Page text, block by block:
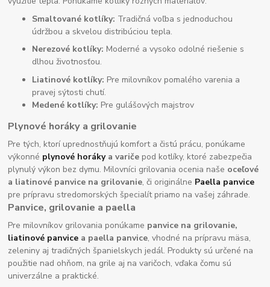
Smaltované kotlíky: Tradičná voľba s jednoduchou
údržbou a skvelou distribúciou tepla.
Nerezové kotlíky: Moderné a vysoko odolné riešenie s
dlhou životnosťou.
Liatinové kotlíky: Pre milovníkov pomalého varenia a
pravej sýtosti chutí.
Medené kotlíky: Pre gulášových majstrov
Plynové horáky a grilovanie
Pre tých, ktorí uprednostňujú komfort a čistú prácu, ponúkame
výkonné plynové horákya variče pod kotlíky, ktoré zabezpečia
plynulý výkon bez dymu. Milovníci grilovania ocenia naše oceľové
a liatinové panvice na grilovanie, či originálne Paella panvice
pre prípravu stredomorských špecialít priamo na vašej záhrade.
Panvice, grilovanie a paella
Pre milovníkov grilovania ponúkame panvice na grilovanie,
liatinové panvice a paella panvice, vhodné na prípravu mäsa,
zeleniny aj tradičných španielskych jedál. Produkty sú určené na
použitie nad ohňom, na grile aj na varičoch, vďaka čomu sú
univerzálne a praktické.